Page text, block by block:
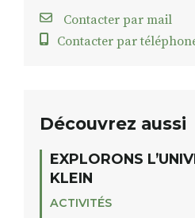
Contacter par mail
Contacter par
Découvrez aussi
EXPLORONS
KLEIN
ACTIVITÉS